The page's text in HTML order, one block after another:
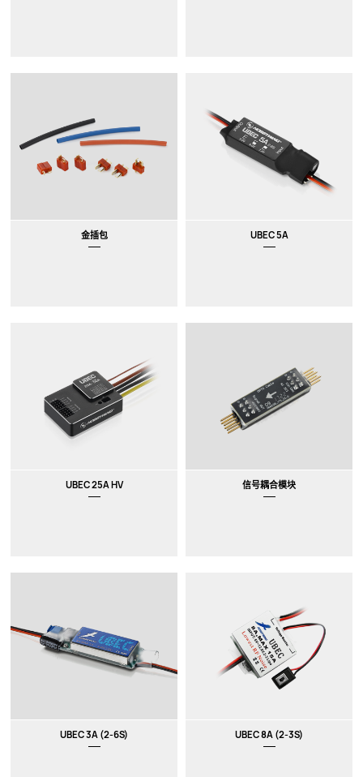
金插包 UBEC 5A
UBEC 25A HV 信号耦合模块
UBEC 3A (2-6S) UBEC 8A (2-3S)